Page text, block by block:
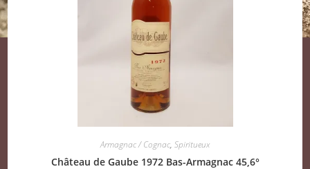
Armagnac / Cognac, Spiritueux
Château de Gaube 1972 Bas-Armagnac 45,6°